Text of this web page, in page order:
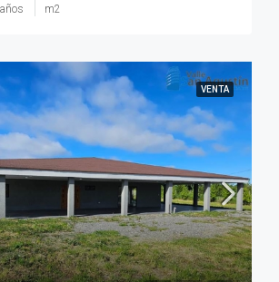
m2
VENTA